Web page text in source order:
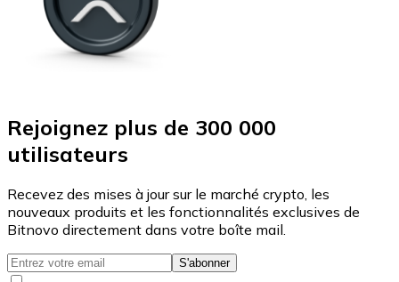
Rejoignez plus de 300 000
utilisateurs
Recevez des mises à jour sur le marché crypto, les
nouveaux produits et les fonctionnalités exclusives de
Bitnovo directement dans votre boîte mail.
S'abonner